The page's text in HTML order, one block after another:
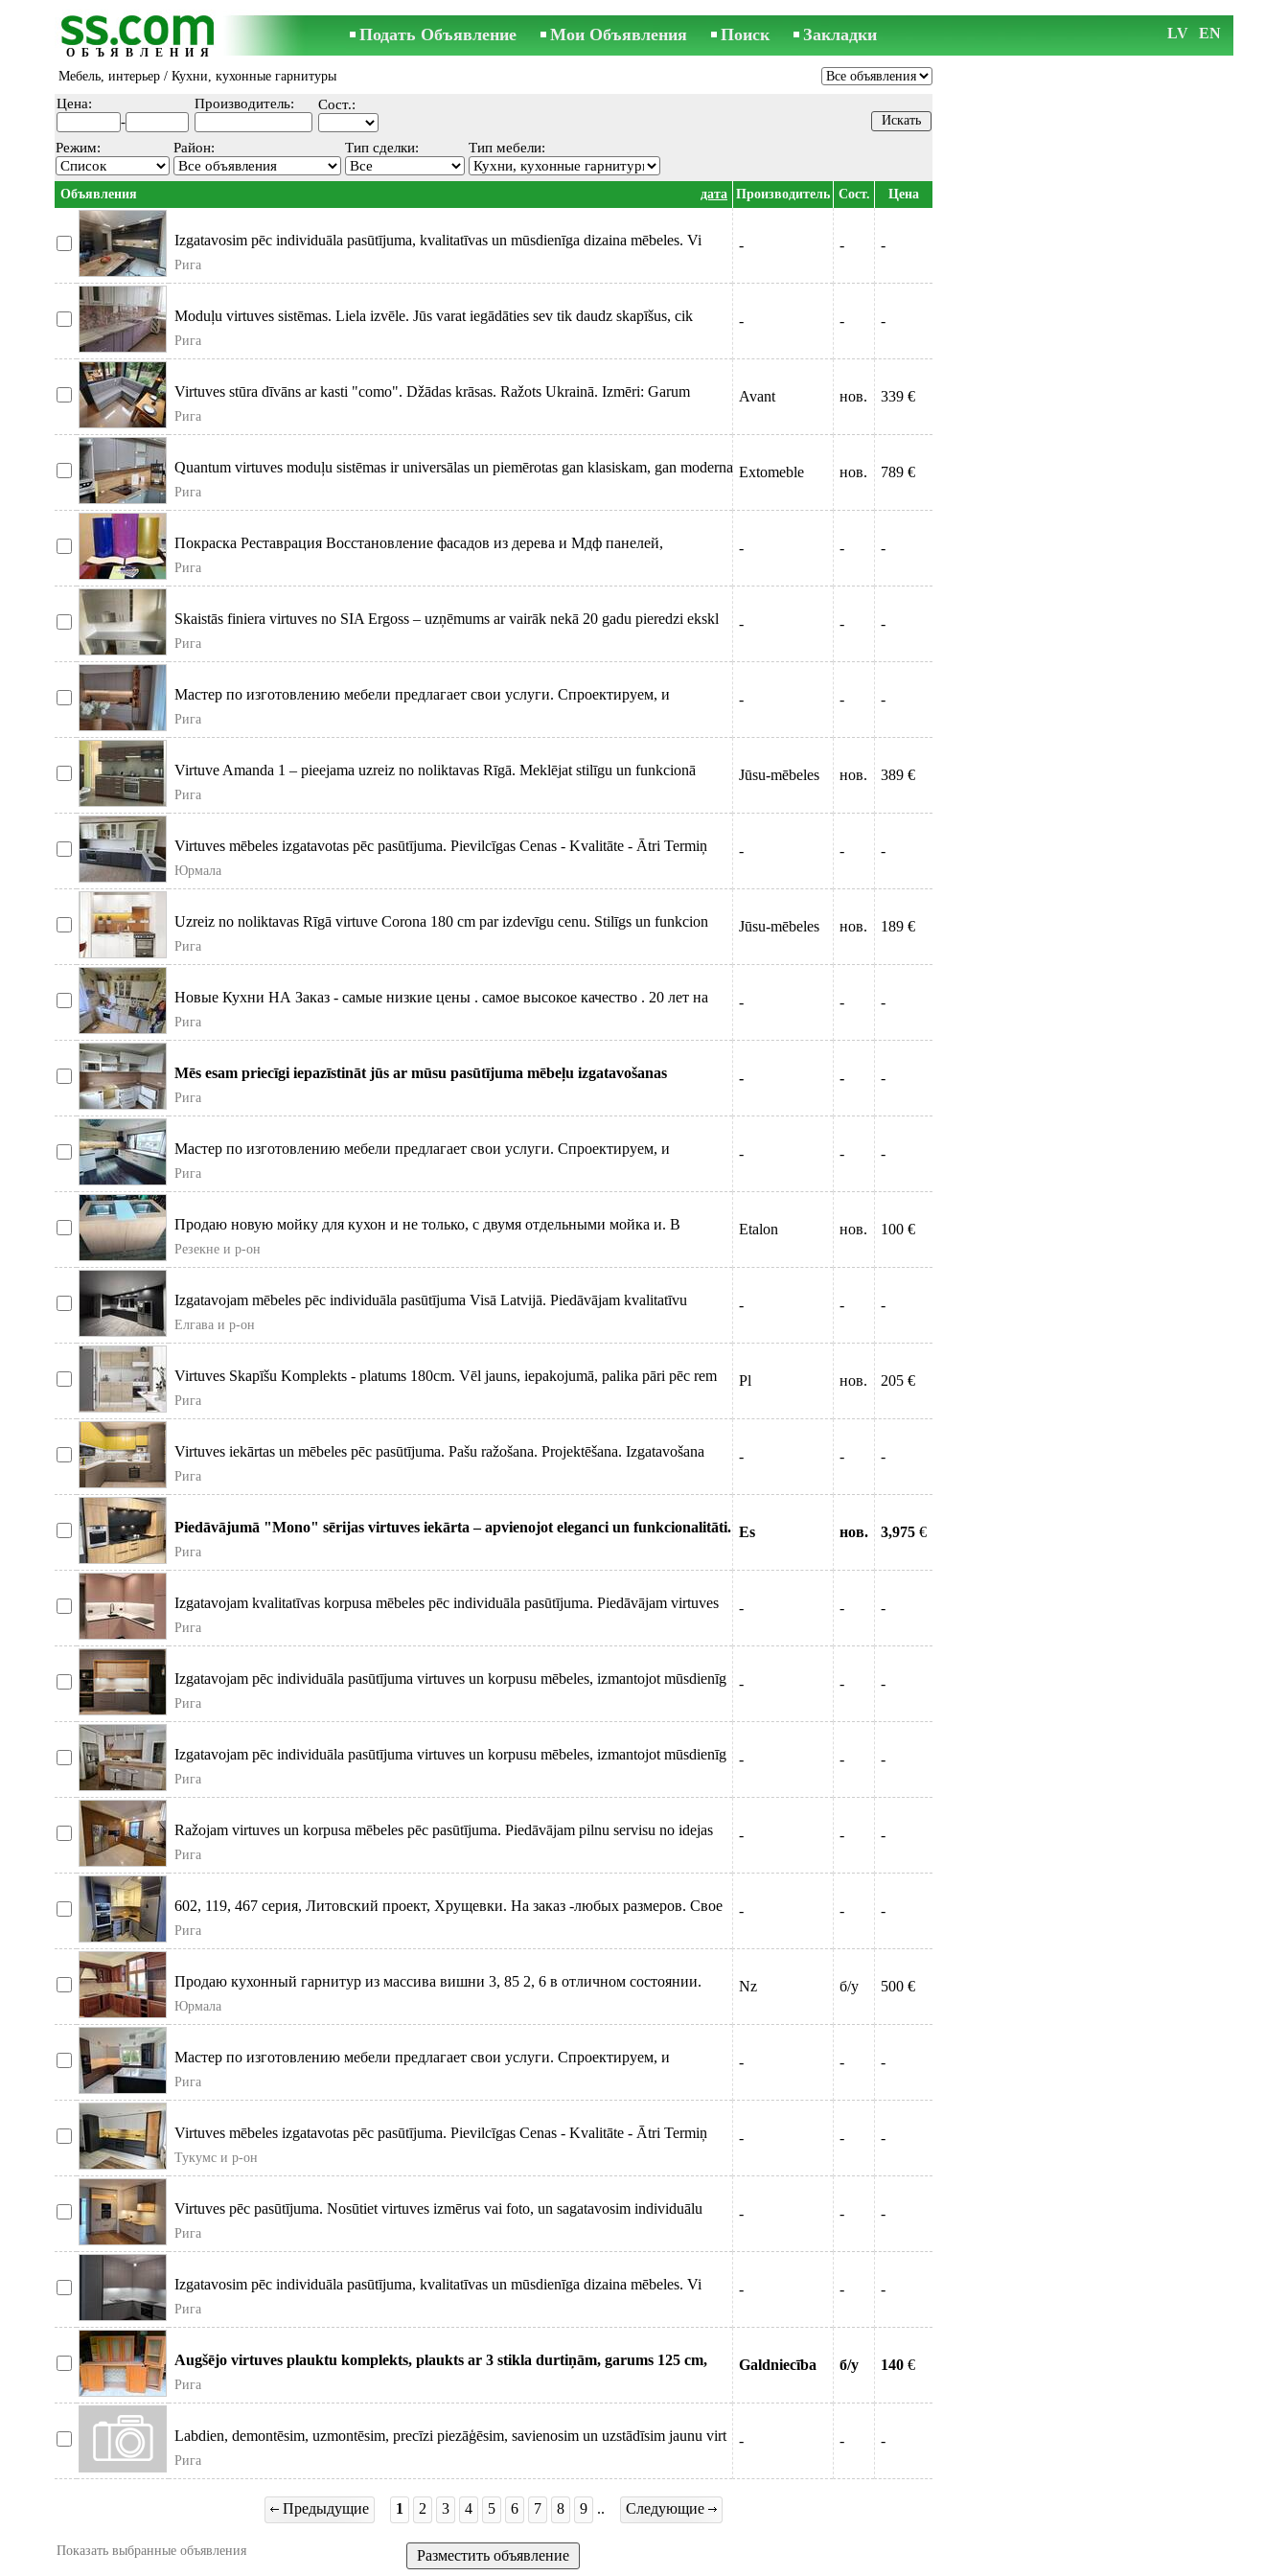
ОБЪЯВЛЕНИЯ
Подать Объявление Мои Объявления Поиск Закладки LV EN
Мебель, интерьер / Кухни, кухонные гарнитуры
Цена:
-
Производитель: Сост.:
Режим: Район: Тип сделки: Тип мебели:
Объявления дата Производитель Сост. Цена
Izgatavosim pēc individuāla pasūtījuma, kvalitatīvas un mūsdienīga dizaina mēbeles. Vi
Рига
- - -
Moduļu virtuves sistēmas. Liela izvēle. Jūs varat iegādāties sev tik daudz skapīšus, cik
Рига
- - -
Virtuves stūra dīvāns ar kasti "como". Džādas krāsas. Ražots Ukrainā. Izmēri: Garum
Рига
Avant нов. 339 €
Quantum virtuves moduļu sistēmas ir universālas un piemērotas gan klasiskam, gan moderna
Рига
Extomeble нов. 789 €
Покраска Реставрация Восстановление фасадов из дерева и Мдф панелей,
профессионально и к
Рига
- - -
Skaistās finiera virtuves no SIA Ergoss – uzņēmums ar vairāk nekā 20 gadu pieredzi ekskl
Рига
- - -
Мастер по изготовлению мебели предлагает свои услуги. Спроектируем, и
изготовим вам ку
Рига
- - -
Virtuve Amanda 1 – pieejama uzreiz no noliktavas Rīgā. Meklējat stilīgu un funkcionā
Рига
Jūsu-mēbeles нов. 389 €
Virtuves mēbeles izgatavotas pēc pasūtījuma. Pievilcīgas Cenas - Kvalitāte - Ātri Termiņ
Юрмала
- - -
Uzreiz no noliktavas Rīgā virtuve Corona 180 cm par izdevīgu cenu. Stilīgs un funkcion
Рига
Jūsu-mēbeles нов. 189 €
Новые Кухни НА Заказ - самые низкие цены . самое высокое качество . 20 лет на
рынке п
Рига
- - -
Mēs esam priecīgi iepazīstināt jūs ar mūsu pasūtījuma mēbeļu izgatavošanas
pakalpojumiem
Рига
- - -
Мастер по изготовлению мебели предлагает свои услуги. Спроектируем, и
изготовим вам ку
Рига
- - -
Продаю новую мойку для кухон и не только, с двумя отдельными мойка и. В
комплекте также
Резекне и р-он
Etalon нов. 100 €
Izgatavojam mēbeles pēc individuāla pasūtījuma Visā Latvijā. Piedāvājam kvalitatīvu
Елгава и р-он
- - -
Virtuves Skapīšu Komplekts - platums 180cm. Vēl jauns, iepakojumā, palika pāri pēc rem
Рига
Pl нов. 205 €
Virtuves iekārtas un mēbeles pēc pasūtījuma. Pašu ražošana. Projektēšana. Izgatavošana
Рига
- - -
Piedāvājumā "Mono" sērijas virtuves iekārta – apvienojot eleganci un funkcionalitāti.
Рига
Es нов. 3,975 €
Izgatavojam kvalitatīvas korpusa mēbeles pēc individuāla pasūtījuma. Piedāvājam virtuves
Рига
- - -
Izgatavojam pēc individuāla pasūtījuma virtuves un korpusu mēbeles, izmantojot mūsdienīg
Рига
- - -
Izgatavojam pēc individuāla pasūtījuma virtuves un korpusu mēbeles, izmantojot mūsdienīg
Рига
- - -
Ražojam virtuves un korpusa mēbeles pēc pasūtījuma. Piedāvājam pilnu servisu no idejas
Рига
- - -
602, 119, 467 серия, Литовский проект, Хрущевки. На заказ -любых размеров. Свое
собс
Рига
- - -
Продаю кухонный гарнитур из массива вишни 3, 85 2, 6 в отличном состоянии.
Столешница из
Юрмала
Nz б/у 500 €
Мастер по изготовлению мебели предлагает свои услуги. Спроектируем, и
изготовим вам ку
Рига
- - -
Virtuves mēbeles izgatavotas pēc pasūtījuma. Pievilcīgas Cenas - Kvalitāte - Ātri Termiņ
Тукумс и р-он
- - -
Virtuves pēc pasūtījuma. Nosūtiet virtuves izmērus vai foto, un sagatavosim individuālu
Рига
- - -
Izgatavosim pēc individuāla pasūtījuma, kvalitatīvas un mūsdienīga dizaina mēbeles. Vi
Рига
- - -
Augšējo virtuves plauktu komplekts, plaukts ar 3 stikla durtiņām, garums 125 cm,
augstum
Рига
Galdniecība б/у 140 €
Labdien, demontēsim, uzmontēsim, precīzi piezāģēsim, savienosim un uzstādīsim jaunu virt
Рига
- - -
Предыдущие 1 2 3 4 5 6 7 8 9 .. Следующие
Показать выбранные объявления